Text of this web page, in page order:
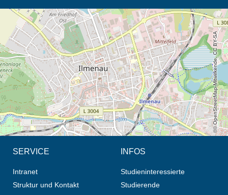
Öffnet die Anfahrtsbeschreibung in neuem Tab (Karte)
© OpenStreetMap-Mitwirkende, CC BY-SA
SERVICE
Intranet
Struktur und Kontakt
INFOS
Studieninteressierte
Studierende